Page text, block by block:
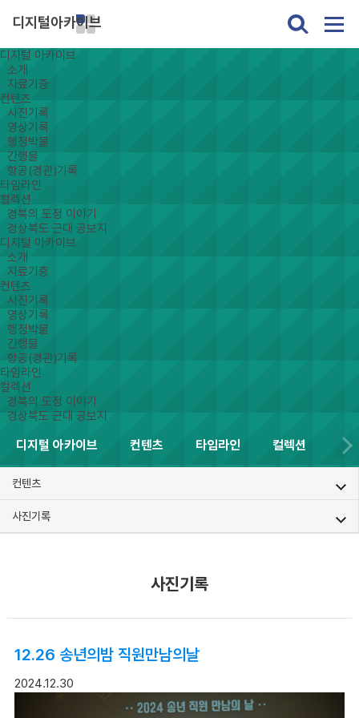
디지털아카이브
디지털 아카이브
소개
자료기증
컨텐츠
사진기록
영상기록
행정박물
간행물
항공(경관)기록
타임라인
컬렉션
경북의 도정 이야기
경상북도 근대 공보지
디지털 아카이브
소개
자료기증
컨텐츠
사진기록
영상기록
행정박물
간행물
항공(경관)기록
타임라인
컬렉션
경북의 도정 이야기
경상북도 근대 공보지
디지털 아카이브 컨텐츠 타임라인 컬렉션
컨텐츠
사진기록
사진기록
12.26 송년의밤 직원만남의날
2024.12.30